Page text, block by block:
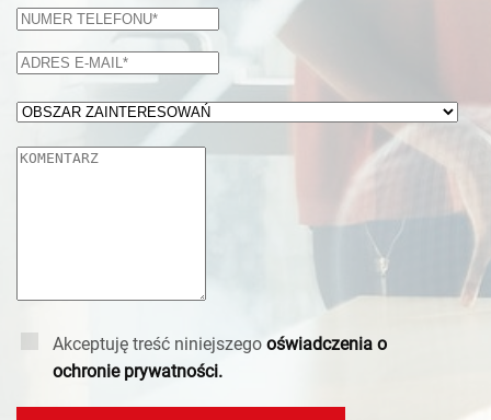
Akceptuję treść niniejszego oświadczenia o
ochronie prywatności.